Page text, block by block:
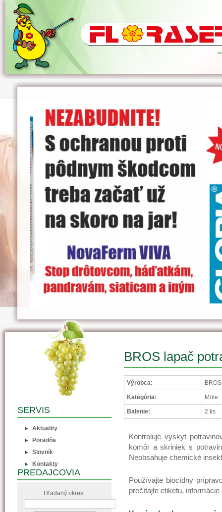
BROS lapač
Výrobca:
Kategória: Mole
Balenie: 2 ks
Kontroluje výskyt
komôr a skriniek s
Neobsahuje chemické
Používajte biocídny
prečítajte etiketu,
SERVIS
Aktuality
Poradňa
Slovník
Kontakty
PREDAJCOVIA
Hľadaný okres: